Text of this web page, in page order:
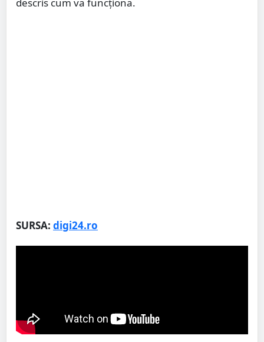
descris cum va funcționa.
SURSA: digi24.ro